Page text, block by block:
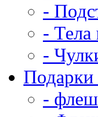
-
- Тела
-
-